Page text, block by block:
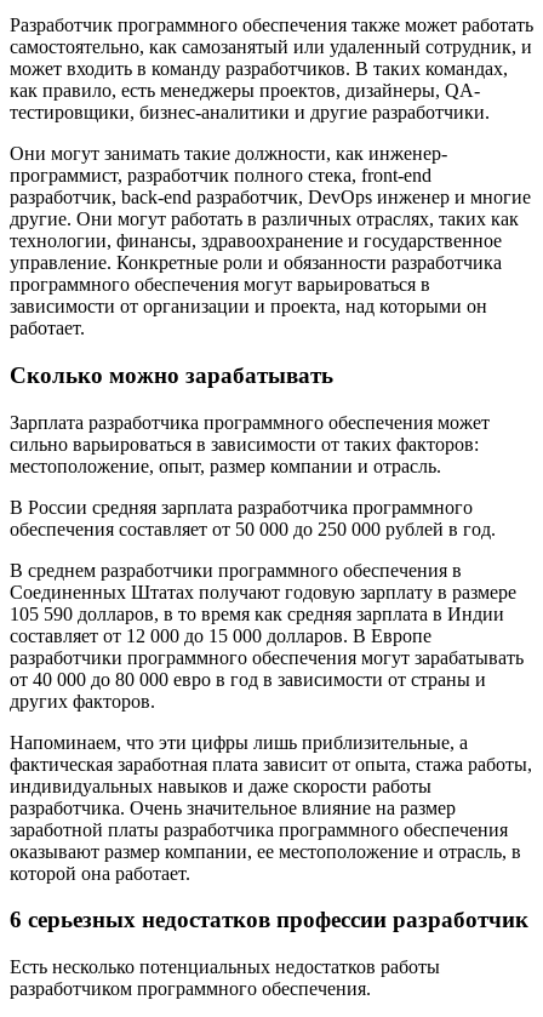
Разработчик программного обеспечения также может работать
самостоятельно, как самозанятый или удаленный сотрудник, и
может входить в команду разработчиков. В таких командах,
как правило, есть менеджеры проектов, дизайнеры, QA-
тестировщики, бизнес-аналитики и другие разработчики.
Они могут занимать такие должности, как инженер-
программист, разработчик полного стека, front-end
разработчик, back-end разработчик, DevOps инженер и многие
другие. Они могут работать в различных отраслях, таких как
технологии, финансы, здравоохранение и государственное
управление. Конкретные роли и обязанности разработчика
программного обеспечения могут варьироваться в
зависимости от организации и проекта, над которыми он
работает.
Сколько можно зарабатывать
Зарплата разработчика программного обеспечения может
сильно варьироваться в зависимости от таких факторов:
местоположение, опыт, размер компании и отрасль.
В России средняя зарплата разработчика программного
обеспечения составляет от 50 000 до 250 000 рублей в год.
В среднем разработчики программного обеспечения в
Соединенных Штатах получают годовую зарплату в размере
105 590 долларов, в то время как средняя зарплата в Индии
составляет от 12 000 до 15 000 долларов. В Европе
разработчики программного обеспечения могут зарабатывать
от 40 000 до 80 000 евро в год в зависимости от страны и
других факторов.
Напоминаем, что эти цифры лишь приблизительные, а
фактическая заработная плата зависит от опыта, стажа работы,
индивидуальных навыков и даже скорости работы
разработчика. Очень значительное влияние на размер
заработной платы разработчика программного обеспечения
оказывают размер компании, ее местоположение и отрасль, в
которой она работает.
6 серьезных недостатков профессии разработчик
Есть несколько потенциальных недостатков работы
разработчиком программного обеспечения.